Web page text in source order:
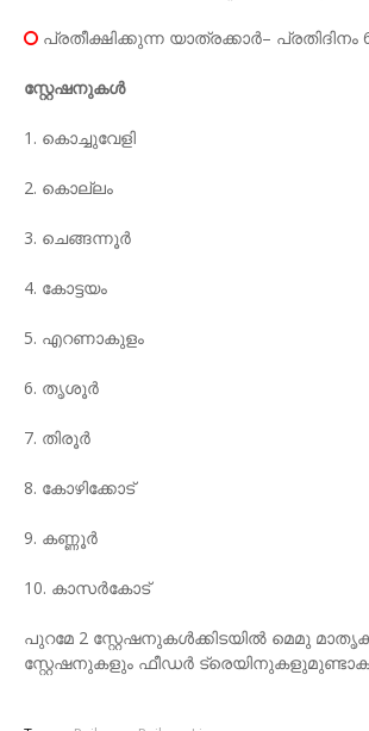
പ്രതീക്ഷിക്കുന്ന യാത്രക്കാർ– പ്രതിദിനം
സ്റ്റേഷനുകൾ
1. കൊച്ചുവേളി
2. കൊല്ലം
3. ചെങ്ങന്നൂർ
4. കോട്ടയം
5. എറണാകുളം
6. തൃശൂർ
7. തിരൂർ
8. കോഴിക്കോട്
9. കണ്ണൂർ
10. കാസർകോട്
പുറമേ 2 സ്റ്റേഷനുകൾക്കിടയിൽ മെമു
സ്റ്റേഷനുകളും ഫീഡർ